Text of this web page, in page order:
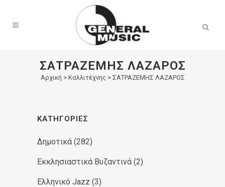
ΣΑΤΡΑΖΕΜΗΣ ΛΑΖΑΡΟΣ
Αρχική > Καλλιτέχνης > ΣΑΤΡΑΖΕΜΗΣ ΛΑΖΑΡΟΣ
ΚΑΤΗΓΟΡΊΕΣ
Δημοτικά (282)
Εκκλησιαστικά Βυζαντινά (2)
Ελληνικό Jazz (3)